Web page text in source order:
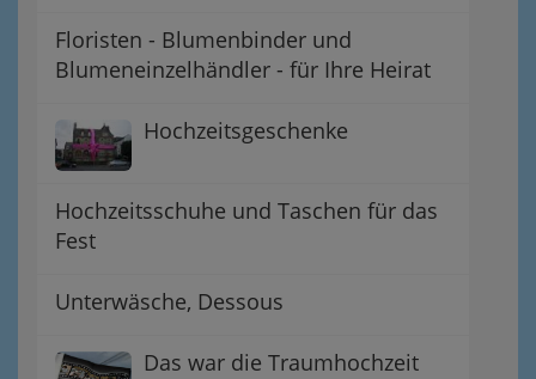
Floristen - Blumenbinder und
Blumeneinzelhändler - für Ihre Heirat
Hochzeitsgeschenke
Hochzeitsschuhe und Taschen für das
Fest
Unterwäsche, Dessous
Das war die Traumhochzeit